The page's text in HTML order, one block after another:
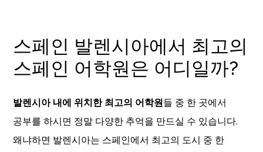
스페인 발렌시아에서 최고의
스페인 어학원은 어디일까?
발렌시아 내에 위치한 최고의 어학원들 중 한 곳에서
공부를 하시면 정말 다양한 추억을 만드실 수 있습니다.
왜냐하면 발렌시아는 스페인에서 최고의 도시 중 한